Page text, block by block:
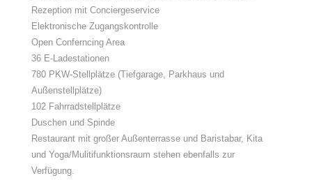
Rezeption mit Conciergeservice
Elektronische Zugangskontrolle
Open Conferncing Area
36 E-Ladestationen
780 PKW-Stellplätze (Tiefgarage, Parkhaus und
Außenstellplätze)
102 Fahrradstellplätze
Duschen und Spinde
Restaurant mit großer Außenterrasse und Baristabar, Kita
und Yoga/Mulitifunktionsraum stehen ebenfalls zur
Verfügung.